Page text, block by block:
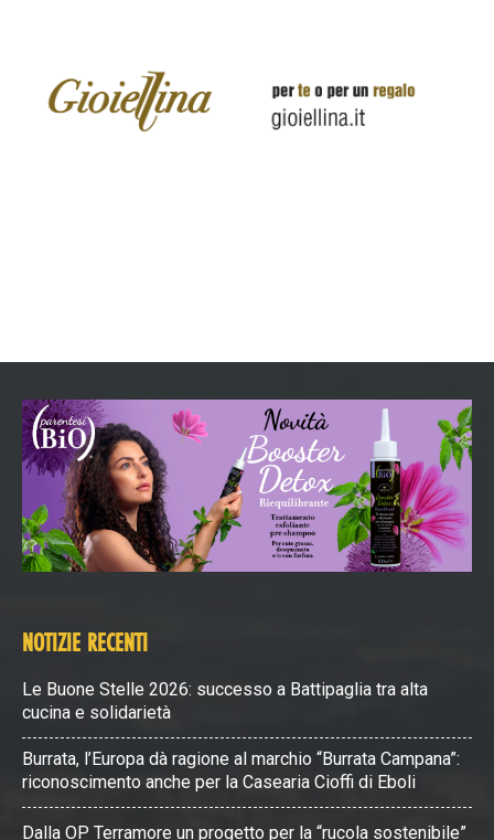
NOTIZIE RECENTI
Le Buone Stelle 2026: successo a Battipaglia tra alta
cucina e solidarietà
Burrata, l’Europa dà ragione al marchio “Burrata Campana”:
riconoscimento anche per la Casearia Cioffi di Eboli
Dalla OP Terramore un progetto per la “rucola sostenibile”